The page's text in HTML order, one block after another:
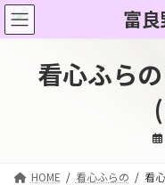
コ
ン
テ
ナ
ビ
ゲ
看心ふら
HOME 看心ふらの 看